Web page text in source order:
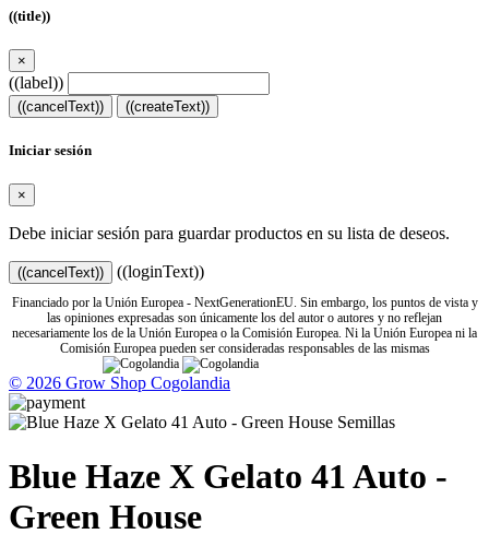
((title))
×
((label))
((cancelText)) ((createText))
Iniciar sesión
×
Debe iniciar sesión para guardar productos en su lista de deseos.
((cancelText)) ((loginText))
Financiado por la Unión Europea - NextGenerationEU. Sin embargo, los puntos de vista y
las opiniones expresadas son únicamente los del autor o autores y no reflejan
necesariamente los de la Unión Europea o la Comisión Europea. Ni la Unión Europea ni la
Comisión Europea pueden ser consideradas responsables de las mismas
© 2026 Grow Shop Cogolandia
Blue Haze X Gelato 41 Auto -
Green House